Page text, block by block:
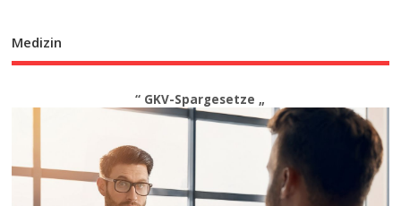
Medizin
“ GKV-Spargesetze „